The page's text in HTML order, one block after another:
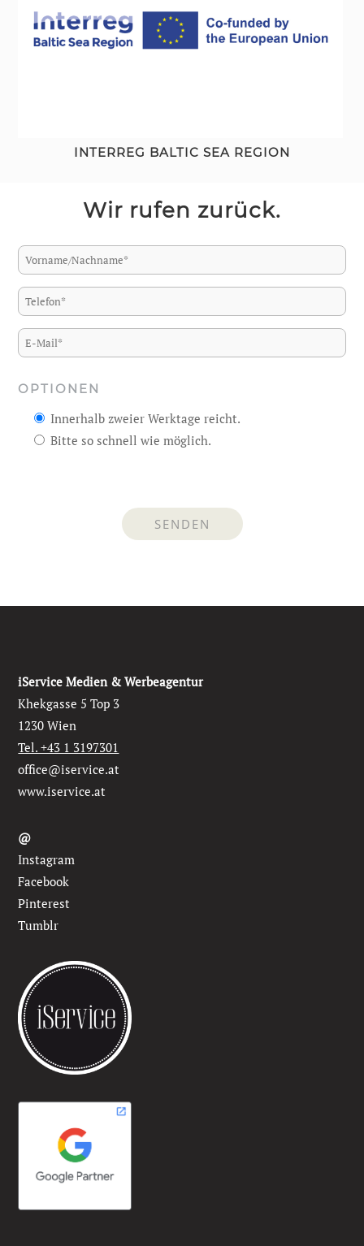
INTERREG BALTIC SEA REGION
Wir rufen zurück.
OPTIONEN
Innerhalb zweier Werktage reicht.
Bitte so schnell wie möglich.
iService Medien & Werbeagentur
Khekgasse 5 Top 3
1230 Wien
Tel. +43 1 3197301
office@iservice.at
www.iservice.at
@
Instagram
Facebook
Pinterest
Tumblr